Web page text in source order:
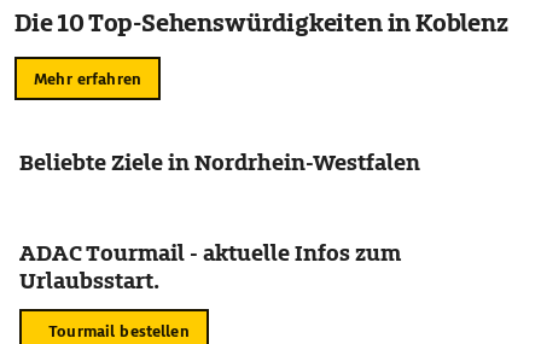
Die 10 Top-Sehenswürdigkeiten in Koblenz
Mehr erfahren
Beliebte Ziele in Nordrhein-Westfalen
ADAC Tourmail - aktuelle Infos zum
Urlaubsstart.
Tourmail bestellen